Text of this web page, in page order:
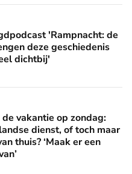
de Titanic': 'We
'Rampnacht: de
deze geschiedenis
dichtbij'
zondag: naar een
vakantie op zondag:
dienst, of toch maar
thuis? ‘Maak er een